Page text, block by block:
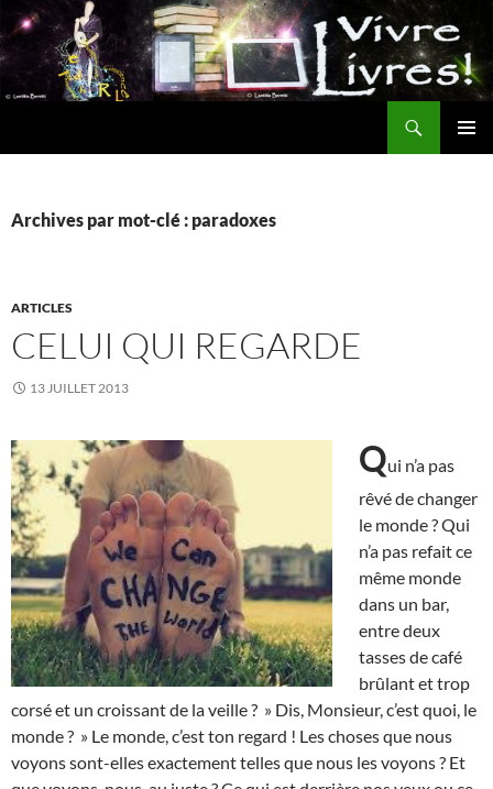
Aller
au
contenu
Archives par mot-clé : paradoxes
ARTICLES
CELUI QUI REGARDE
13 JUILLET 2013
Qui n’a pas
rêvé de changer
le monde ? Qui
n’a pas refait ce
même monde
dans un bar,
entre deux
tasses de café
brûlant et trop
corsé et un croissant de la veille ? » Dis, Monsieur, c’est quoi, le
monde ? » Le monde, c’est ton regard ! Les choses que nous
voyons sont-elles exactement telles que nous les voyons ? Et